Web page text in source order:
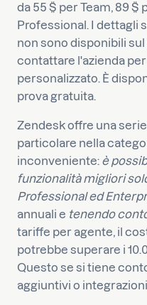
da 55 $ per Team, 89 $
Professional. I dettagli
non sono disponibili
contattare l'azienda
personalizzato. È
prova gratuita.
Zendesk offre una
particolare nella
inconveniente: è
funzionalità migliori
Professional ed
annuali e tenendo
tariffe per agente, il
potrebbe superare i
Questo se si tiene
aggiuntivi o